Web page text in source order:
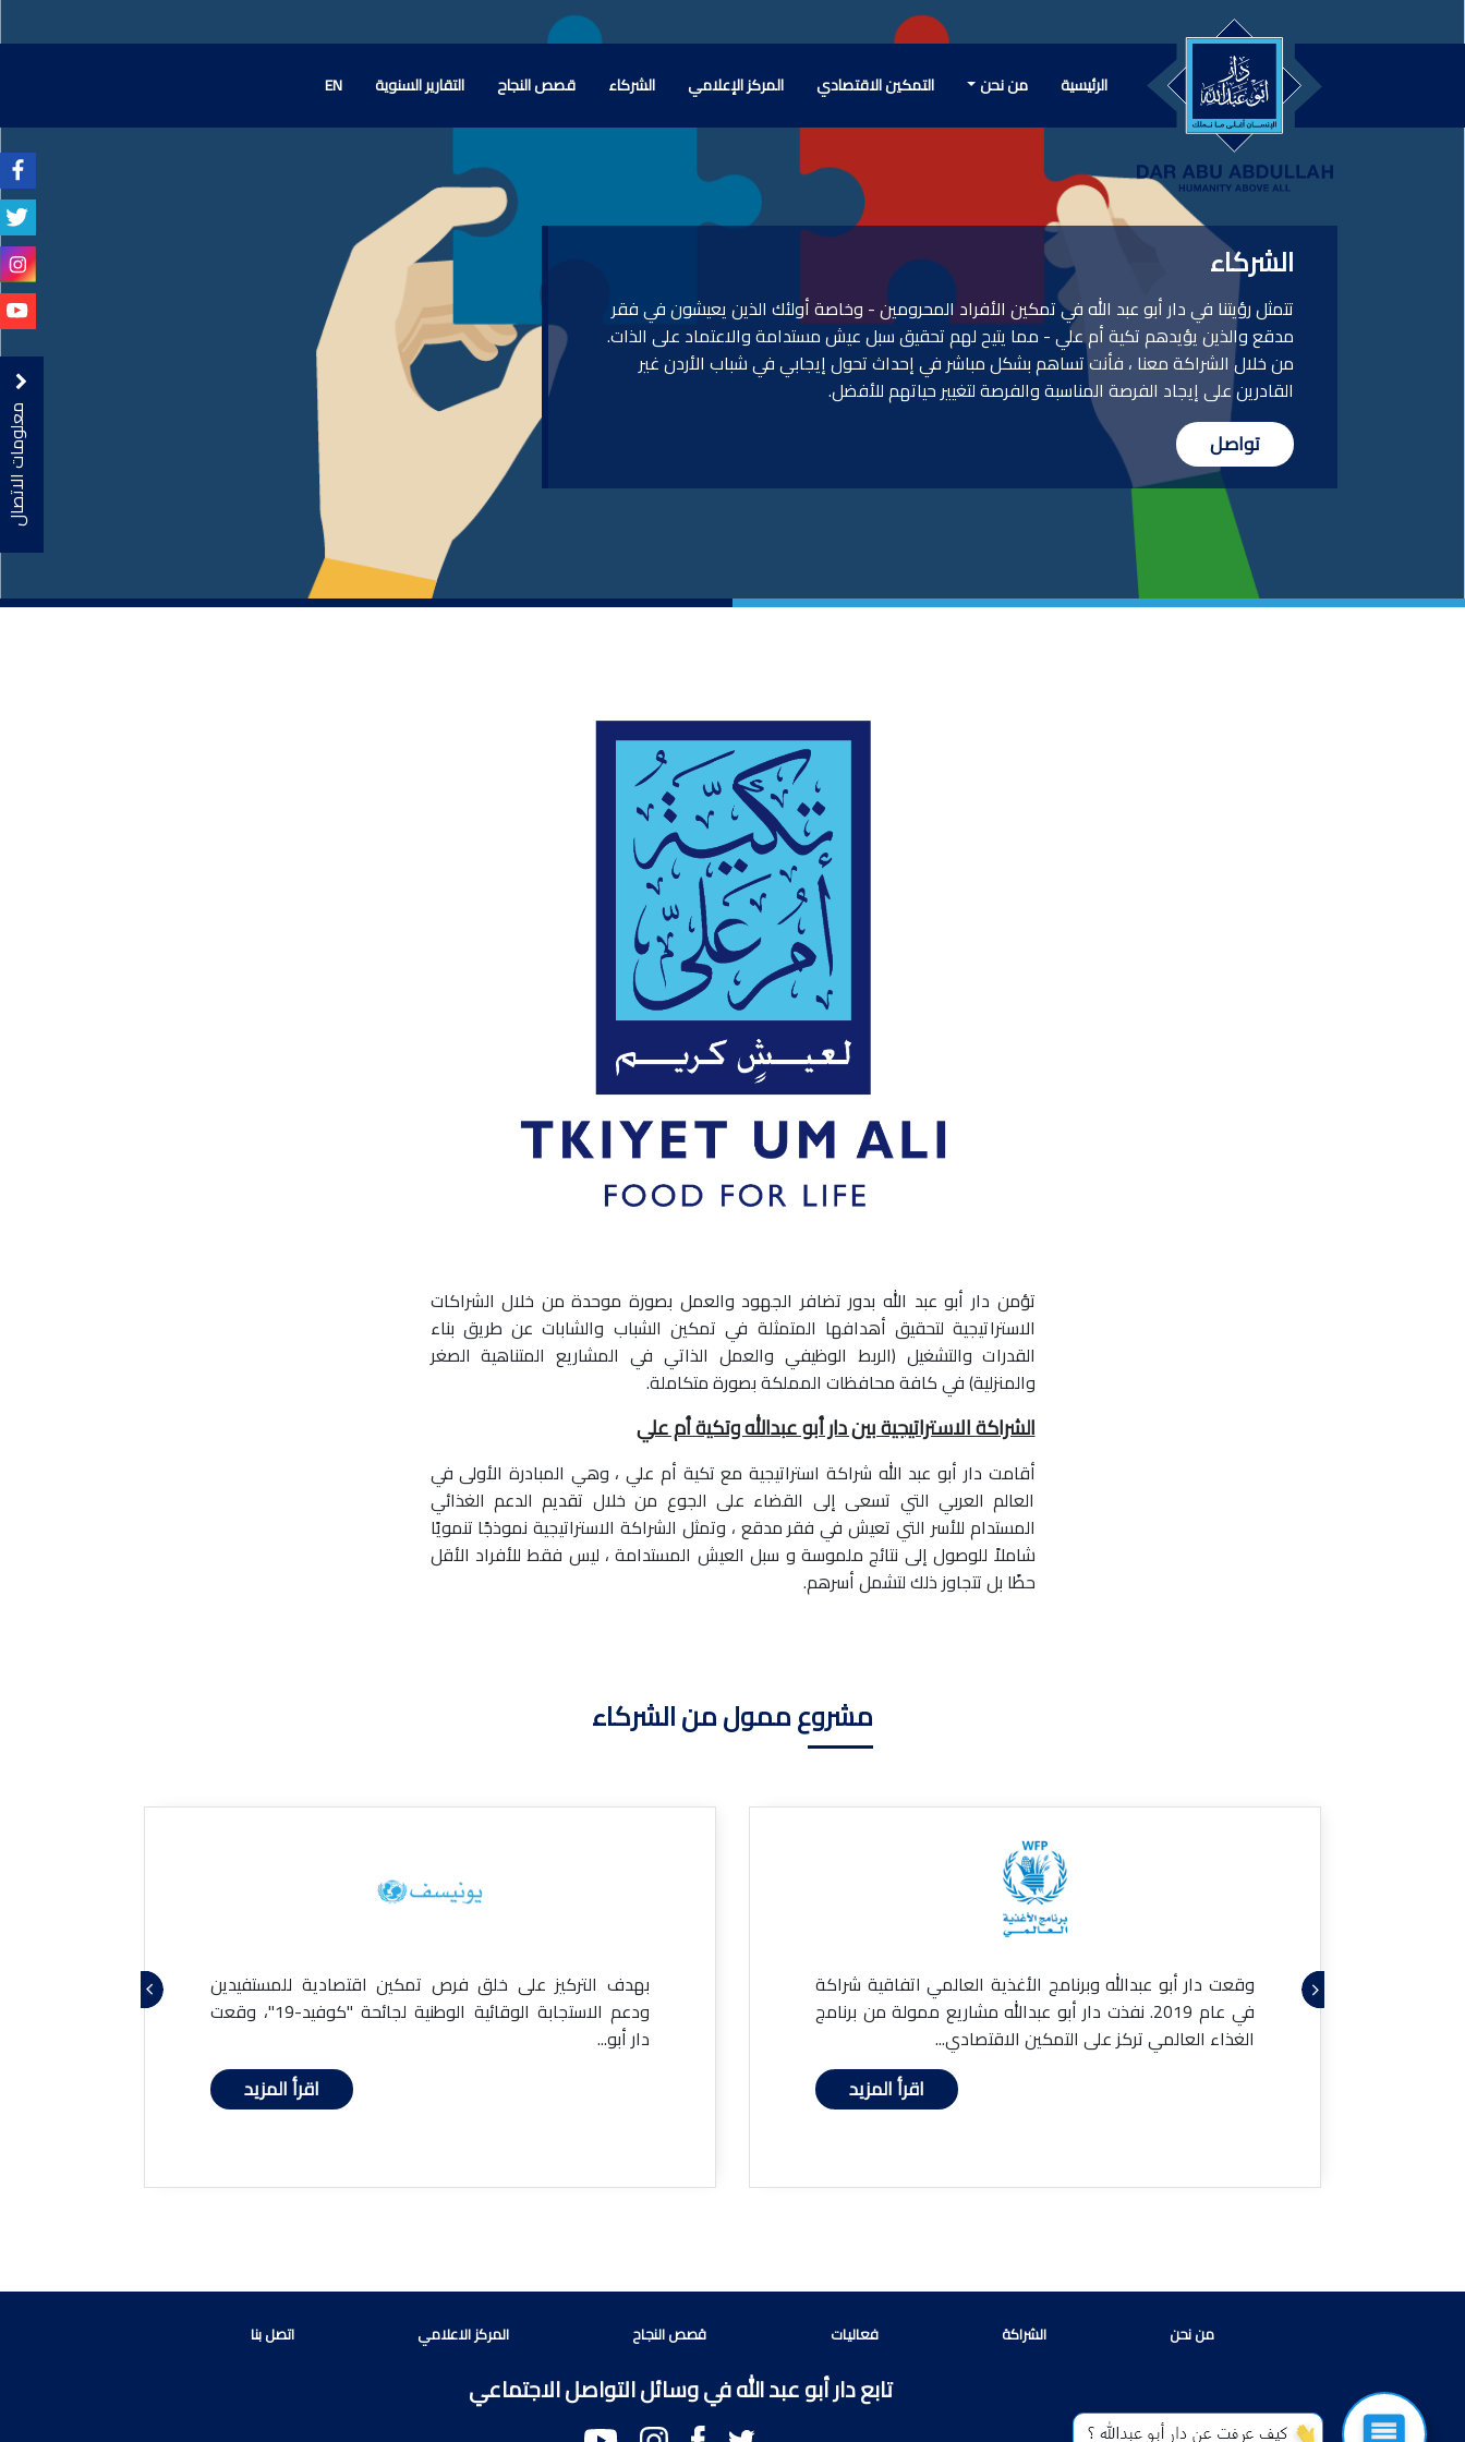
الرئيسية من نحن التمكين الاقتصادي المركز الإعلامي الشركاء قصص النجاح التقارير السنوية EN
معلومات الاتصال
الشركاء
تتمثل رؤيتنا في دار أبو عبد الله في تمكين الأفراد المحرومين - وخاصة أولئك الذين يعيشون في فقر
مدقع والذين يؤيدهم تكية أم علي - مما يتيح لهم تحقيق سبل عيش مستدامة والاعتماد على الذات.
من خلال الشراكة معنا ، فأنت تساهم بشكل مباشر في إحداث تحول إيجابي في شباب الأردن غير
القادرين على إيجاد الفرصة المناسبة والفرصة لتغيير حياتهم للأفضل.
تواصل
تؤمن دار أبو عبد الله بدور تضافر الجهود والعمل بصورة موحدة من خلال الشراكات
الاستراتيجية لتحقيق أهدافها المتمثلة في تمكين الشباب والشابات عن طريق بناء
القدرات والتشغيل (الربط الوظيفي والعمل الذاتي في المشاريع المتناهية الصغر
والمنزلية) في كافة محافظات المملكة بصورة متكاملة.
الشراكة الاستراتيجية بين دار أبو عبدالله وتكية أم علي
أقامت دار أبو عبد الله شراكة استراتيجية مع تكية أم علي ، وهي المبادرة الأولى في
العالم العربي التي تسعى إلى القضاء على الجوع من خلال تقديم الدعم الغذائي
المستدام للأسر التي تعيش في فقر مدقع ، وتمثل الشراكة الاستراتيجية نموذجًا تنمويًا
شاملاً للوصول إلى نتائج ملموسة و سبل العيش المستدامة ، ليس فقط للأفراد الأقل
حظًا بل تتجاوز ذلك لتشمل أسرهم.
مشروع ممول من الشركاء
وقعت دار أبو عبدالله وبرنامج الأغذية العالمي اتفاقية شراكة
في عام 2019. نفذت دار أبو عبدالله مشاريع ممولة من برنامج
الغذاء العالمي تركز على التمكين الاقتصادي...
اقرأ المزيد
بهدف التركيز على خلق فرص تمكين اقتصادية للمستفيدين
ودعم الاستجابة الوقائية الوطنية لجائحة "كوفيد-19"، وقعت
دار أبو...
اقرأ المزيد
من نحن الشراكة فعاليات قصص النجاح المركز الاعلامي اتصل بنا
تابع دار أبو عبد الله في وسائل التواصل الاجتماعي